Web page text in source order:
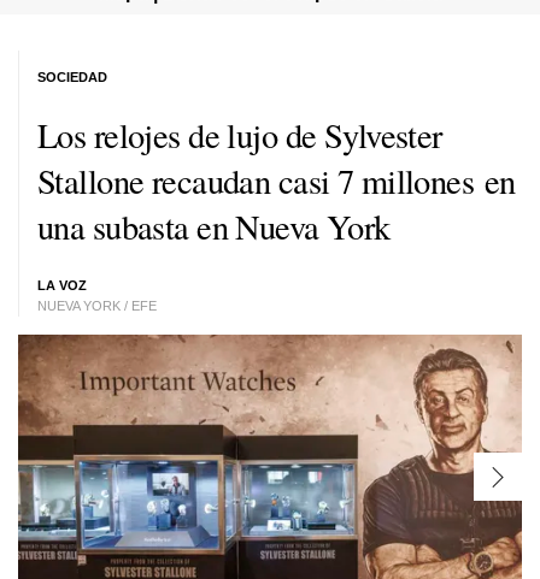
Los relojes de lujo de Sylvester
Stallone recaudan casi 7 millones en
una subasta en Nueva York
LA VOZ
NUEVA YORK / EFE
SOCIEDAD